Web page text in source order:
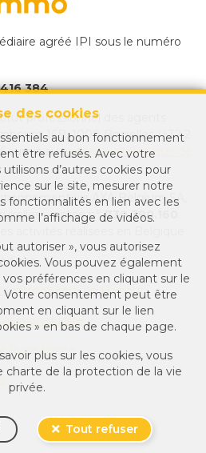
des cookies
au bon fonctionnement
être refusés. Avec votre
d’autres cookies pour
sur le site, mesurer notre
fonctionnalités en lien avec les
l’affichage de vidéos.
autoriser », vous autorisez
Vous pouvez également
préférences en cliquant sur le
Votre consentement peut être
en cliquant sur le lien
» en bas de chaque page.
plus sur les cookies, vous
charte de la protection de la vie
privée.
Tout refuser
agréé IPI sous le numéro
384
professionnel des agents
16B, 1000 Bruxelles (+32 2
Soumis aucode déontologique de
via AXA Belgium SA,
– police n°730.390.160
immobilière en Hainaut
du site
la vie privée